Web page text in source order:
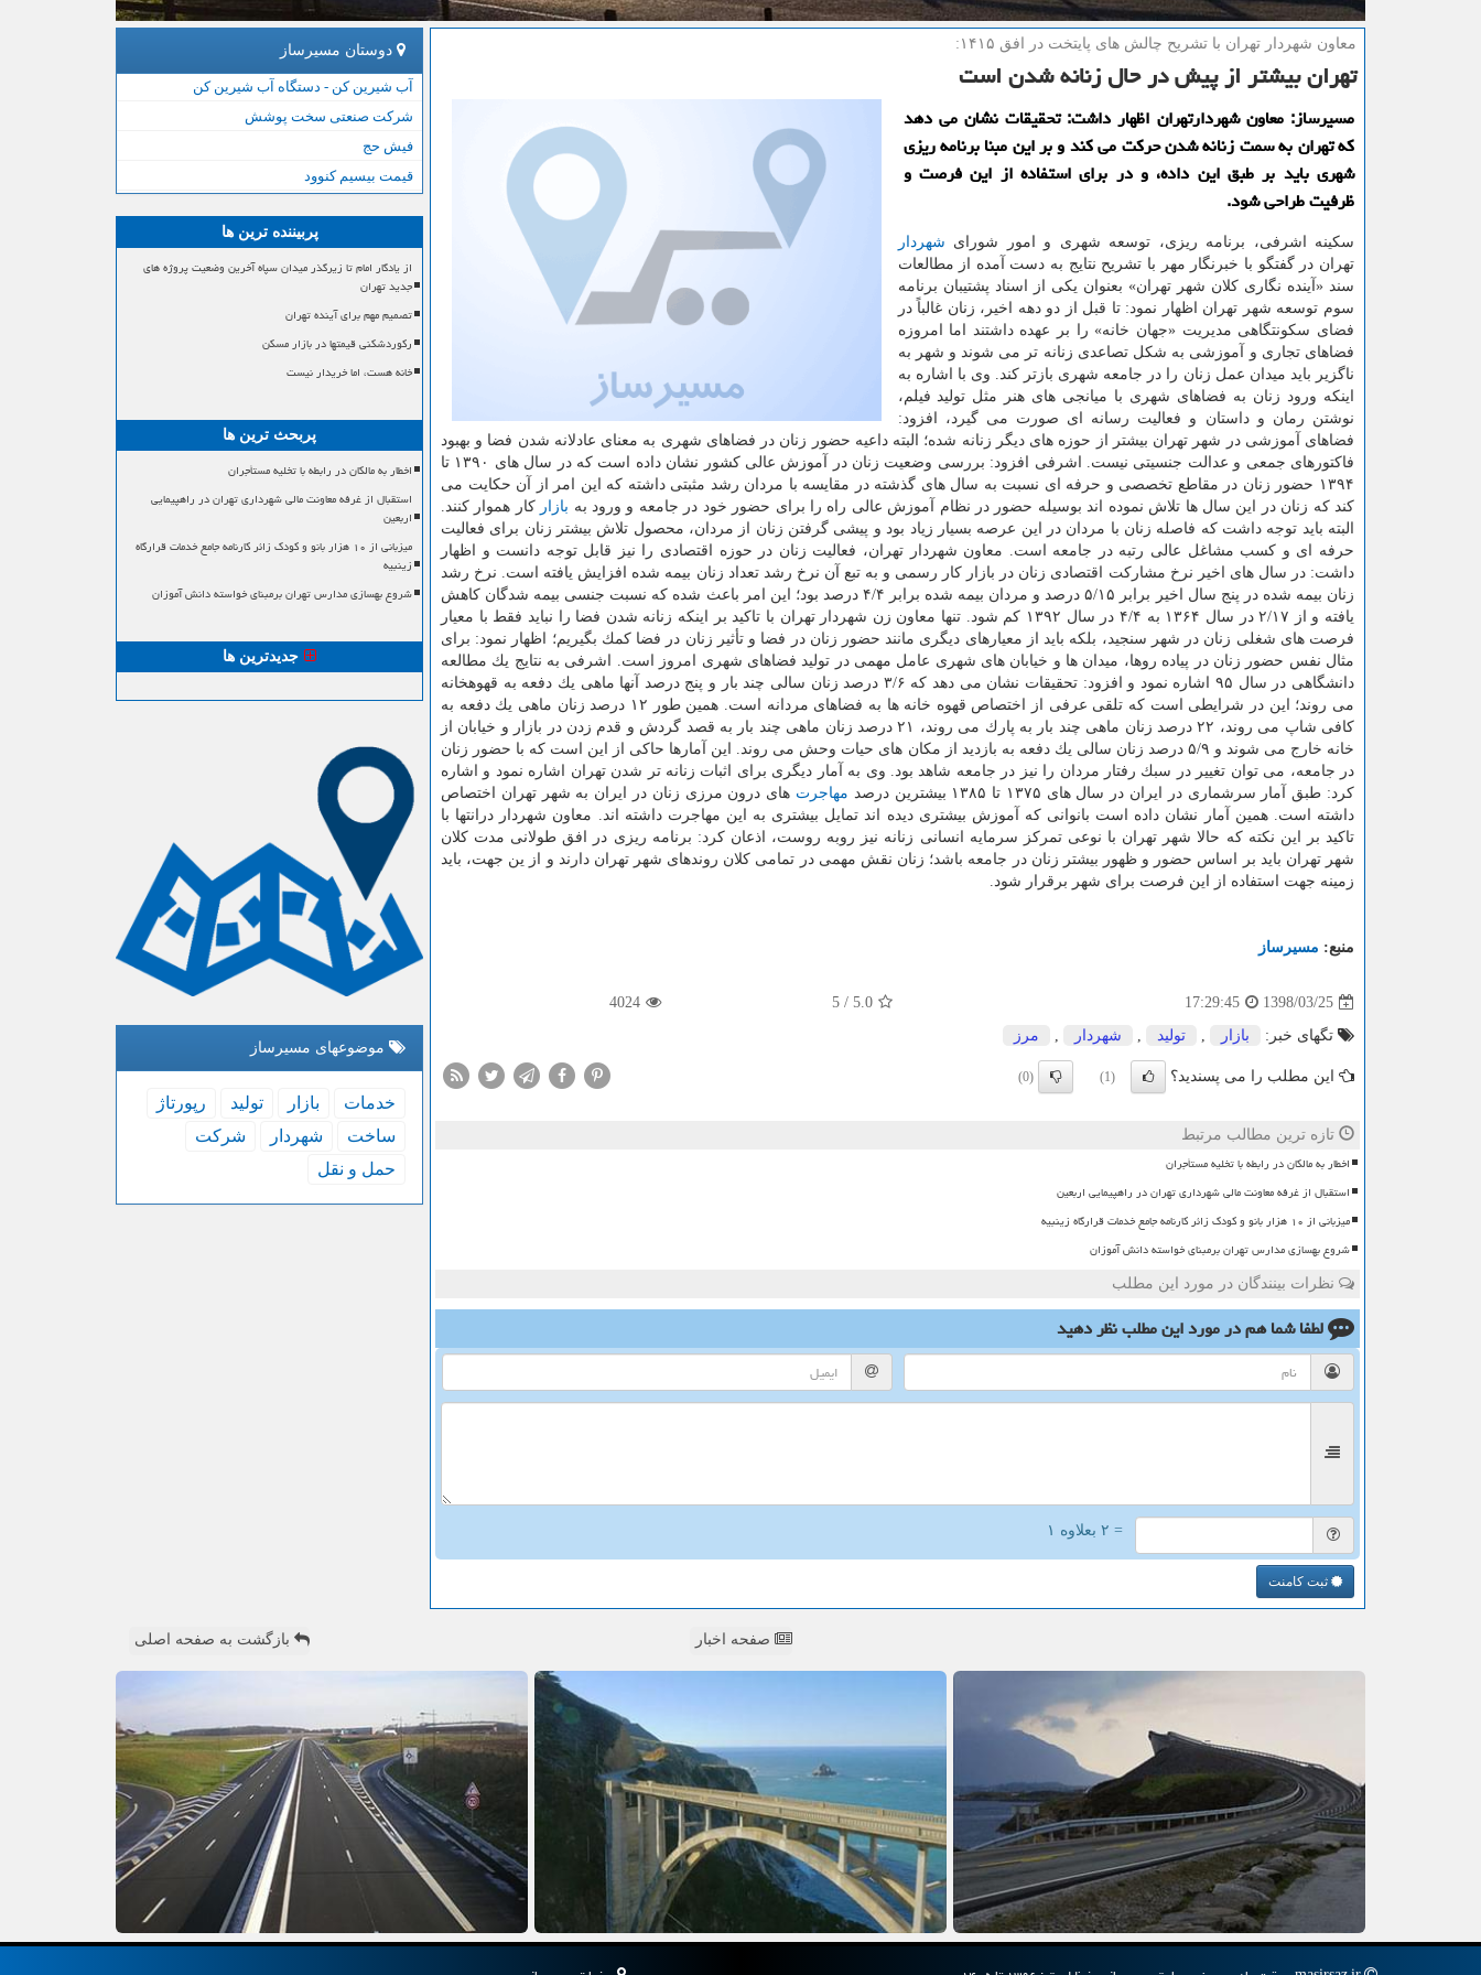
معاون شهردار تهران با تشریح چالش های پایتخت در افق ۱۴۱۵:
تهران بیشتر از پیش در حال زنانه شدن است
مسیرساز: معاون شهردارتهران اظهار داشت: تحقیقات نشان می دهد
كه تهران به سمت زنانه شدن حركت می كند و بر این مبنا برنامه ریزی
شهری باید بر طبق این داده، و در برای استفاده از این فرصت و
ظرفیت طراحی شود.
سكینه اشرفی، برنامه ریزی، توسعه شهری و امور شورای شهردار
تهران در گفتگو با خبرنگار مهر با تشریح نتایج به دست آمده از مطالعات
سند «آینده نگاری كلان شهر تهران» بعنوان یكی از اسناد پشتیبان برنامه
سوم توسعه شهر تهران اظهار نمود: تا قبل از دو دهه اخیر، زنان غالباً در
فضای سكونتگاهی مدیریت «جهان خانه» را بر عهده داشتند اما امروزه
فضاهای تجاری و آموزشی به شكل تصاعدی زنانه تر می شوند و شهر به
ناگزیر باید میدان عمل زنان را در جامعه شهری بازتر كند. وی با اشاره به
اینكه ورود زنان به فضاهای شهری با میانجی های هنر مثل تولید فیلم،
نوشتن رمان و داستان و فعالیت رسانه ای صورت می گیرد، افزود:
فضاهای آموزشی در شهر تهران بیشتر از حوزه های دیگر زنانه شده؛ البته داعیه حضور زنان در فضاهای شهری به معنای عادلانه شدن فضا و بهبود
فاكتورهای جمعی و عدالت جنسیتی نیست. اشرفی افزود: بررسی وضعیت زنان در آموزش عالی كشور نشان داده است كه در سال های ۱۳۹۰ تا
۱۳۹۴ حضور زنان در مقاطع تخصصی و حرفه ای نسبت به سال های گذشته در مقایسه با مردان رشد مثبتی داشته كه این امر از آن حكایت می
كند كه زنان در این سال ها تلاش نموده اند بوسیله حضور در نظام آموزش عالی راه را برای حضور خود در جامعه و ورود به بازار كار هموار كنند.
البته باید توجه داشت كه فاصله زنان با مردان در این عرصه بسیار زیاد بود و پیشی گرفتن زنان از مردان، محصول تلاش بیشتر زنان برای فعالیت
حرفه ای و كسب مشاغل عالی رتبه در جامعه است. معاون شهردار تهران، فعالیت زنان در حوزه اقتصادی را نیز قابل توجه دانست و اظهار
داشت: در سال های اخیر نرخ مشاركت اقتصادی زنان در بازار كار رسمی و به تبع آن نرخ رشد تعداد زنان بیمه شده افزایش یافته است. نرخ رشد
زنان بیمه شده در پنج سال اخیر برابر ۵/۱۵ درصد و مردان بیمه شده برابر ۴/۴ درصد بود؛ این امر باعث شده كه نسبت جنسی بیمه شدگان كاهش
یافته و از ۲/۱۷ در سال ۱۳۶۴ به ۴/۴ در سال ۱۳۹۲ كم شود. تنها معاون زن شهردار تهران با تاكید بر اینكه زنانه شدن فضا را نباید فقط با معیار
فرصت های شغلی زنان در شهر سنجید، بلكه باید از معیارهای دیگری مانند حضور زنان در فضا و تأثیر زنان در فضا كمك بگیریم؛ اظهار نمود: برای
مثال نفس حضور زنان در پیاده روها، میدان ها و خیابان های شهری عامل مهمی در تولید فضاهای شهری امروز است. اشرفی به نتایج یك مطالعه
دانشگاهی در سال ۹۵ اشاره نمود و افزود: تحقیقات نشان می دهد كه ۳/۶ درصد زنان سالی چند بار و پنج درصد آنها ماهی یك دفعه به قهوهخانه
می روند؛ این در شرایطی است كه تلقی عرفی از اختصاص قهوه خانه ها به فضاهای مردانه است. همین طور ۱۲ درصد زنان ماهی یك دفعه به
كافی شاپ می روند، ۲۲ درصد زنان ماهی چند بار به پارك می روند، ۲۱ درصد زنان ماهی چند بار به قصد گردش و قدم زدن در بازار و خیابان از
خانه خارج می شوند و ۵/۹ درصد زنان سالی یك دفعه به بازدید از مكان های حیات وحش می روند. این آمارها حاكی از این است كه با حضور زنان
در جامعه، می توان تغییر در سبك رفتار مردان را نیز در جامعه شاهد بود. وی به آمار دیگری برای اثبات زنانه تر شدن تهران اشاره نمود و اشاره
كرد: طبق آمار سرشماری در ایران در سال های ۱۳۷۵ تا ۱۳۸۵ بیشترین درصد
مهاجرت های درون مرزی زنان در ایران به شهر تهران اختصاص
داشته است. همین آمار نشان داده است بانوانی كه آموزش بیشتری دیده اند تمایل بیشتری به این مهاجرت داشته اند. معاون شهردار درانتها با
تاكید بر این نكته كه حالا شهر تهران با نوعی تمركز سرمایه انسانی زنانه نیز روبه روست، اذعان كرد: برنامه ریزی در افق طولانی مدت كلان
شهر تهران باید بر اساس حضور و ظهور بیشتر زنان در جامعه باشد؛ زنان نقش مهمی در تمامی كلان روندهای شهر تهران دارند و از ین جهت، باید
زمینه جهت استفاده از این فرصت برای شهر برقرار شود.
منبع: مسیرساز
1398/03/25
17:29:45
5.0
/
5
4024
تگهای خبر: بازار , تولید , شهردار , مرز
این مطلب را می پسندید؟ (1)
(0)
تازه ترین مطالب مرتبط
اخطار به مالکان در رابطه با تخلیه مستأجران
استقبال از غرفه معاونت مالی شهرداری تهران در راهپیمایی اربعین
میزبانی از ۱۰ هزار بانو و کودک زائر کارنامه جامع خدمات قرارگاه زینبیه
شروع بهسازی مدارس تهران برمبنای خواسته دانش آموزان
نظرات بینندگان در مورد این مطلب
لطفا شما همدر مورد این مطلبنظر دهید
= ۲ بعلاوه ۱
ثبت کامنت
دوستان مسیرساز
آب شیرین کن - دستگاه آب شیرین کن
شرکت صنعتی سخت پوشش
فیش حج
قیمت بیسیم کنوود
پربیننده ترین ها
از یادگار امام تا زیرگذر میدان سپاه آخرین وضعیت پروژه های
جدید تهران
تصمیم مهم برای آینده تهران
رکوردشکنی قیمتها در بازار مسکن
خانه هست، اما خریدار نیست
پربحث ترین ها
اخطار به مالکان در رابطه با تخلیه مستأجران
استقبال از غرفه معاونت مالی شهرداری تهران در راهپیمایی
اربعین
میزبانی از ۱۰ هزار بانو و کودک زائر کارنامه جامع خدمات قرارگاه
زینبیه
شروع بهسازی مدارس تهران برمبنای خواسته دانش آموزان
جدیدترین ها
موضوعهای مسیرساز
خدمات بازار تولید
رپورتاژ
ساخت
شهردار
شركت
حمل و نقل
صفحه اخبار بازگشت به صفحه اصلی